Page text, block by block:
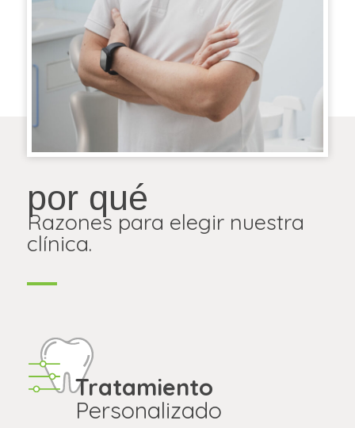
por qué
Razones para elegir nuestra
clínica.
Tratamiento
Personalizado